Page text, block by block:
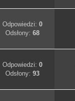
Odpowiedzi: 0
Odsłony: 68
Odpowiedzi: 0
Odsłony: 93